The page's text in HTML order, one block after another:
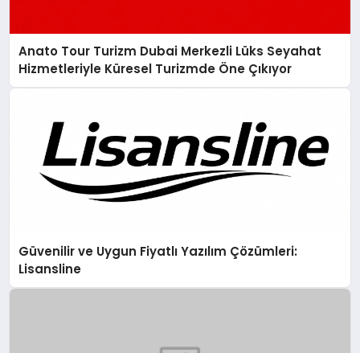
Anato Tour Turizm Dubai Merkezli Lüks Seyahat
Hizmetleriyle Küresel Turizmde Öne Çıkıyor
Güvenilir ve Uygun Fiyatlı Yazılım Çözümleri:
Lisansline